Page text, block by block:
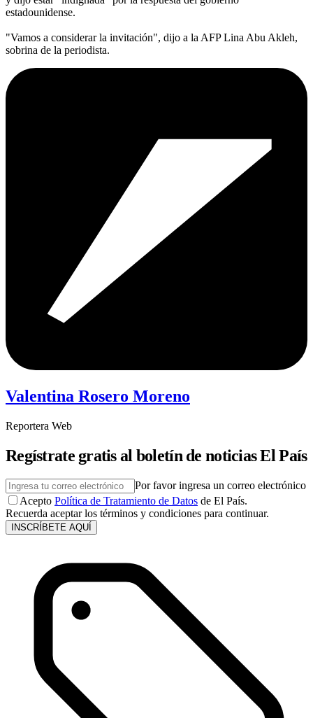
estadounidense.
"Vamos a considerar la invitación", dijo a la AFP Lina Abu Akleh,
sobrina de la periodista.
Valentina Rosero Moreno
Reportera Web
Regístrate gratis al boletín de noticias El País
Por favor ingresa un correo electrónico
Acepto Política de Tratamiento de Datos de El País.
Recuerda aceptar los términos y condiciones para continuar.
INSCRÍBETE AQUÍ